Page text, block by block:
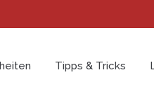
Tipps & Tricks